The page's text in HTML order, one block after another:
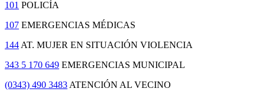
101 POLICÍA
107 EMERGENCIAS MÉDICAS
144 AT. MUJER EN SITUACIÓN VIOLENCIA
343 5 170 649 EMERGENCIAS MUNICIPAL
(0343) 490 3483 ATENCIÓN AL VECINO